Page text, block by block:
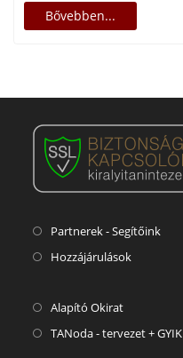
Bővebben...
Partnerek - Segítőink
Hozzájárulások
Alapító Okirat
TANoda - tervezet + GYIK